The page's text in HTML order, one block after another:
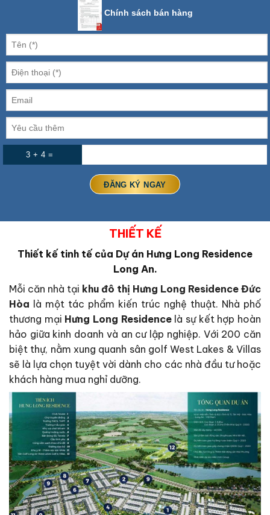
Chính sách bán hàng
3 + 4 =
THIẾT KẾ
Thiết kế tinh tế của Dự án Hưng Long Residence
Long An.
Mỗi căn nhà tại khu đô thị Hưng Long Residence Đức
Hòa là một tác phẩm kiến trúc nghệ thuật. Nhà phố
thương mại Hưng Long Residencelà sự kết hợp hoàn
hảo giữa kinh doanh và an cư lập nghiệp. Với 200 căn
biệt thự, nằm xung quanh sân golf West Lakes & Villas
sẽ là lựa chọn tuyệt vời dành cho các nhà đầu tư hoặc
khách hàng mua nghỉ dưỡng.